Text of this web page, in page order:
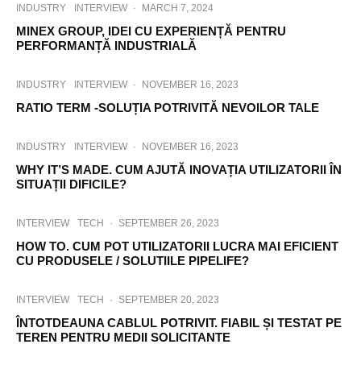
INDUSTRY INTERVIEW · MARCH 7, 2024
MINEX GROUP, IDEI CU EXPERIENȚĂ PENTRU
PERFORMANȚĂ INDUSTRIALĂ
INDUSTRY INTERVIEW · NOVEMBER 16, 2023
RATIO TERM -SOLUȚIA POTRIVITĂ NEVOILOR TALE
INDUSTRY INTERVIEW · NOVEMBER 16, 2023
WHY IT’S MADE. CUM AJUTĂ INOVAȚIA UTILIZATORII ÎN
SITUAȚII DIFICILE?
INTERVIEW TECH · SEPTEMBER 26, 2023
HOW TO. CUM POT UTILIZATORII LUCRA MAI EFICIENT
CU PRODUSELE / SOLUTIILE PIPELIFE?
INTERVIEW TECH · SEPTEMBER 20, 2023
ÎNTOTDEAUNA CABLUL POTRIVIT. FIABIL ȘI TESTAT PE
TEREN PENTRU MEDII SOLICITANTE